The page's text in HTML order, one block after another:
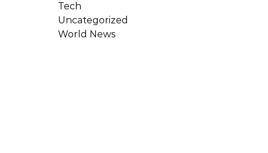
Tech
Uncategorized
World News